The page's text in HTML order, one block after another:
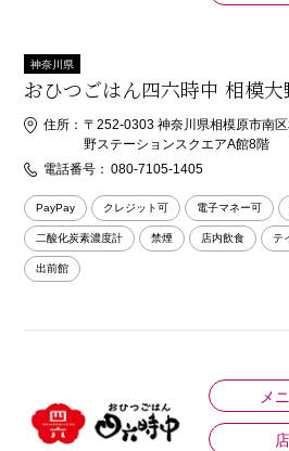
神奈川県
おひつごはん四六時中 相模大
住所： 〒252-0303 神奈川県相模原市南
野ステーションスクエアA館8階
電話番号： 080-7105-1405
PayPay クレジット可 電子マネー可
二酸化炭素濃度計 禁煙 店内飲食 テ
出前館
メ